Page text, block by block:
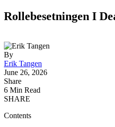
Rollebesetningen I
By
Erik Tangen
June 26, 2026
Share
6 Min Read
SHARE
Contents